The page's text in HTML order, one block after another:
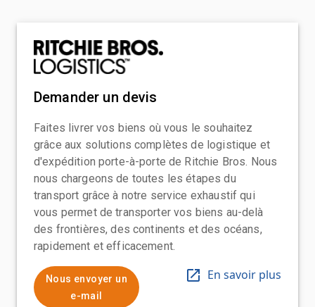
Demander un devis
Faites livrer vos biens où vous le souhaitez
grâce aux solutions complètes de logistique et
d'expédition porte-à-porte de Ritchie Bros. Nous
nous chargeons de toutes les étapes du
transport grâce à notre service exhaustif qui
vous permet de transporter vos biens au-delà
des frontières, des continents et des océans,
rapidement et efficacement.
Nous envoyer un
e-mail
En savoir plus